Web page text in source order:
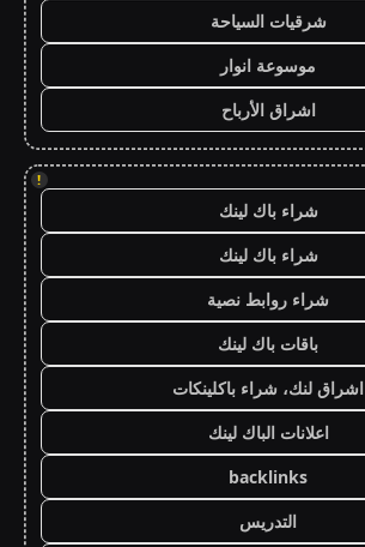
شرقيات السياحة
موسوعة انوار
اشراق الأرباح
!
شراء باك لينك
شراء باك لينك
شراء روابط نصية
باقات باك لينك
اشراق لنك، شراء باكلينكات
اعلانات الباك لينك
backlinks
التدريس